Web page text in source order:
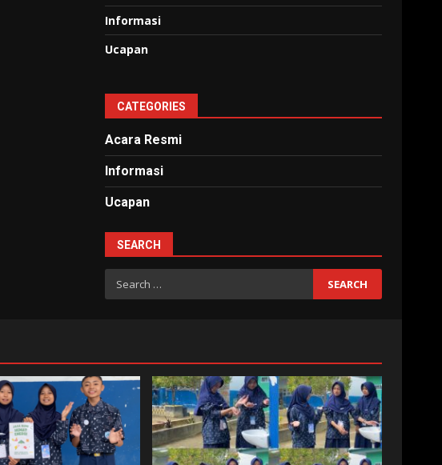
Informasi
Ucapan
CATEGORIES
Acara Resmi
Informasi
Ucapan
SEARCH
Search
for: